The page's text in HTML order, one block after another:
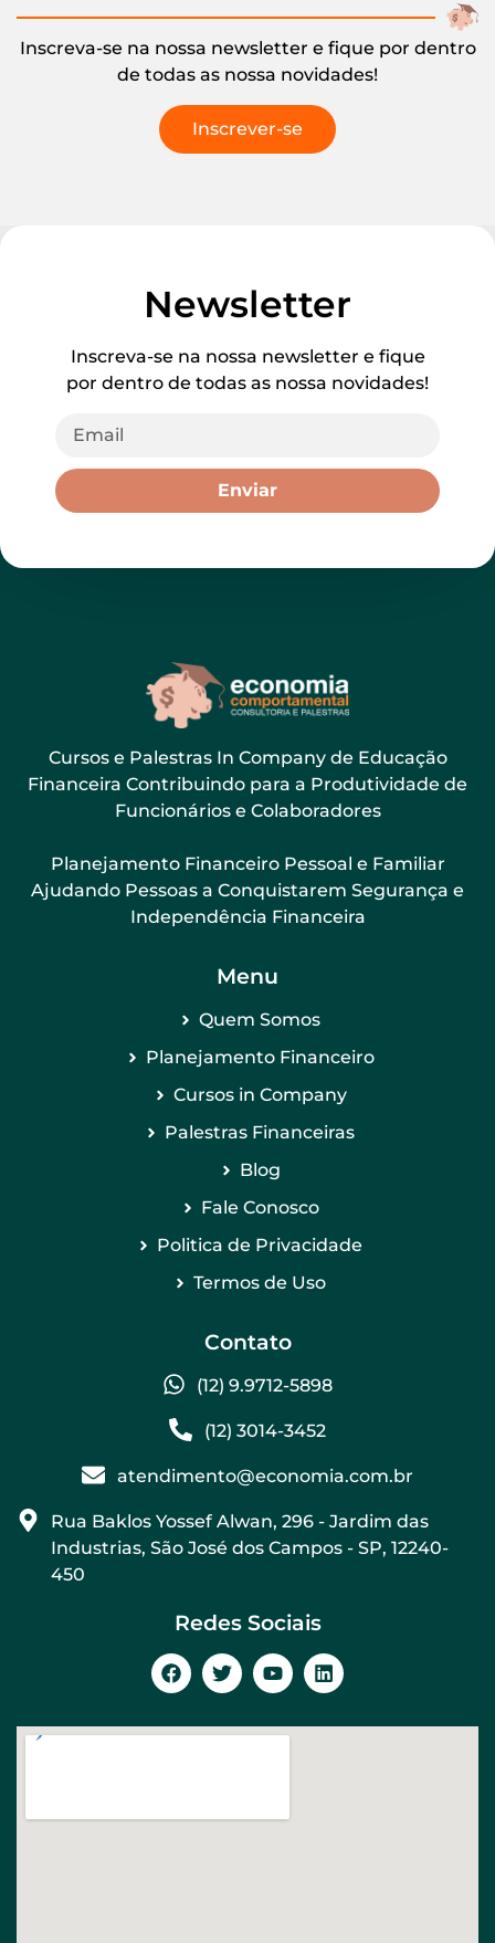
Inscreva-se na nossa newsletter e fique por dentro
de todas as nossa novidades!
Inscrever-se
Newsletter
Inscreva-se na nossa newsletter e fique
por dentro de todas as nossa novidades!
Enviar
Cursos e Palestras In Company de Educação
Financeira Contribuindo para a Produtividade de
Funcionários e Colaboradores
Planejamento Financeiro Pessoal e Familiar
Ajudando Pessoas a Conquistarem Segurança e
Independência Financeira
Menu
Quem Somos
Planejamento Financeiro
Cursos in Company
Palestras Financeiras
Blog
Fale Conosco
Politica de Privacidade
Termos de Uso
Contato
(12) 9.9712-5898
(12) 3014-3452
atendimento@economia.com.br
Rua Baklos Yossef Alwan, 296 - Jardim das
Industrias, São José dos Campos - SP, 12240-
450
Redes Sociais